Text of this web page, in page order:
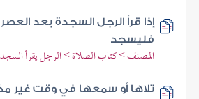
إذا قرأ الرجل السجدة بعد
فليسجد
المصنف > كتاب الصلاة > الرجل يقرأ
تلاها أو سمعها في وقت غير